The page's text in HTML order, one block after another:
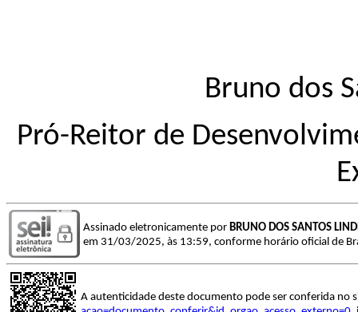
Bruno dos
Pró-Reitor de
Assinado eletronicamente por BRUNO DOS SANTOS
em 31/03/2025, às 13:59, conforme horário oficial de
A autenticidade deste documento pode ser conferida no